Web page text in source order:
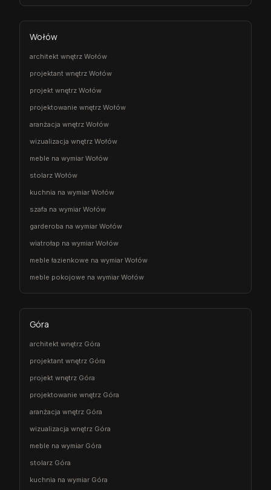
Wołów
architekt wnętrz Wołów
projektant wnętrz Wołów
projekt wnętrz Wołów
projektowanie wnętrz Wołów
aranżacja wnętrz Wołów
wizualizacja wnętrz Wołów
meble na wymiar Wołów
stolarz Wołów
kuchnia na wymiar Wołów
szafa na wymiar Wołów
garderoba na wymiar Wołów
wiatrołap na wymiar Wołów
meble łazienkowe na wymiar Wołów
meble pokojowe na wymiar Wołów
Góra
architekt wnętrz Góra
projektant wnętrz Góra
projekt wnętrz Góra
projektowanie wnętrz Góra
aranżacja wnętrz Góra
wizualizacja wnętrz Góra
meble na wymiar Góra
stolarz Góra
kuchnia na wymiar Góra